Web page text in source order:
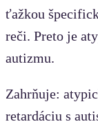
ťažkou
reči. Preto je
autizmu.
Zahrňuje:
retardáciu s